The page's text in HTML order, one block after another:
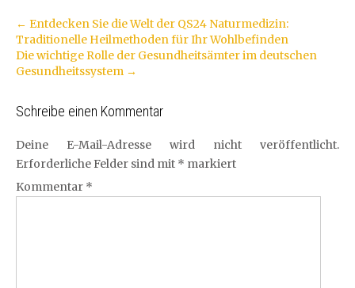
Artikel-
Navigation
← Entdecken Sie die Welt der QS24 Naturmedizin:
Traditionelle Heilmethoden für Ihr Wohlbefinden
Die wichtige Rolle der Gesundheitsämter im deutschen
Gesundheitssystem →
Schreibe einen Kommentar
Deine E-Mail-Adresse wird nicht veröffentlicht.
Erforderliche Felder sind mit * markiert
Kommentar *